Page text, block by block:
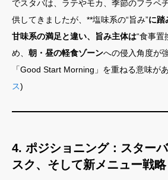
でスタバは、ラテやモカ、季節のフラペ
供してきましたが、**塩味系の“旨み”に踏
甘味系の満足と違い、旨み主体は“食事置
め、 朝・昼の軽食ゾーンへの侵入角度が
「Good Start Morning」を重ねる意味が
ス)
4. ポジショニング：スター
スク、そして新メニュー戦略